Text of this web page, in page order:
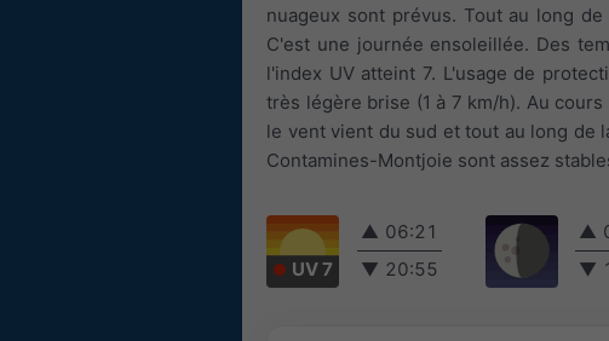
nuageux sont prévus. Tout au long
C'est une journée ensoleillée. Des
l'index UV atteint 7. L'usage de
très légère brise (1 à 7 km/h). Au
le vent vient du sud et tout au long de
Contamines-Montjoie sont assez
UV 7
▲ 06:21
▼ 20:55
▲
▼